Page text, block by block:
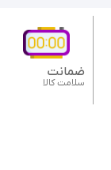
ضمانت
سلامت کالا